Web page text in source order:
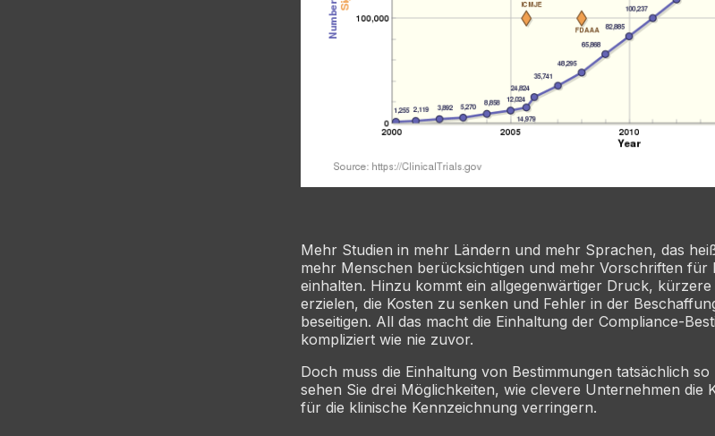
Mehr Studien in mehr Ländern und mehr Sprachen, das
mehr Menschen berücksichtigen und mehr Vorschriften für
einhalten. Hinzu kommt ein allgegenwärtiger Druck,
erzielen, die Kosten zu senken und Fehler in der
beseitigen. All das macht die Einhaltung der Compliance-
kompliziert wie nie zuvor.
Doch muss die Einhaltung von Bestimmungen tatsächlich
sehen Sie drei Möglichkeiten, wie clevere Unternehmen die
für die klinische Kennzeichnung verringern.